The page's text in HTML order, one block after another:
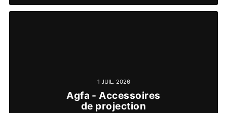
1 JUIL. 2026
Agfa - Accessoires
de projection